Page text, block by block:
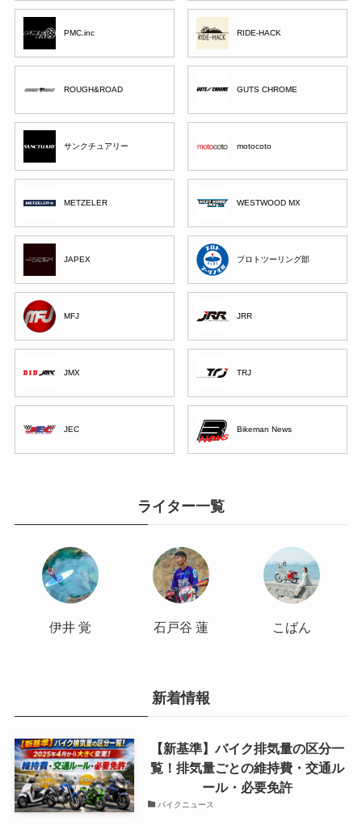
PMC.inc RIDE-HACK
ROUGH&ROAD GUTS CHROME
サンクチュアリー motocoto
METZELER WESTWOOD MX
JAPEX プロトツーリング部
MFJ JRR
JMX TRJ
JEC Bikeman News
ライター一覧
伊井 覚 石戸谷 蓮 こばん
新着情報
【新基準】バイク排気量の区分一
覧！排気量ごとの維持費・交通ル
ール・必要免許
バイクニュース